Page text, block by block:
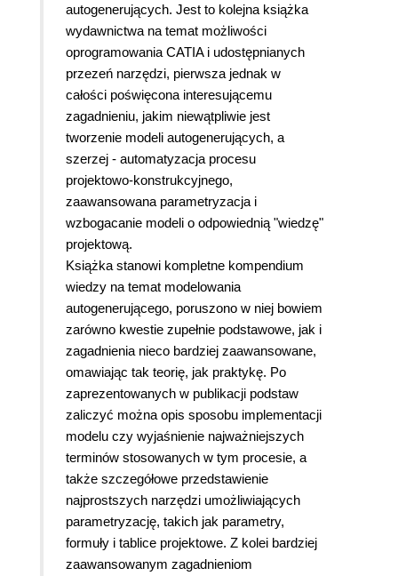
autogenerujących. Jest to kolejna książka
wydawnictwa na temat możliwości
oprogramowania CATIA i udostępnianych
przezeń narzędzi, pierwsza jednak w
całości poświęcona interesującemu
zagadnieniu, jakim niewątpliwie jest
tworzenie modeli autogenerujących, a
szerzej - automatyzacja procesu
projektowo-konstrukcyjnego,
zaawansowana parametryzacja i
wzbogacanie modeli o odpowiednią "wiedzę"
projektową.
Książka stanowi kompletne kompendium
wiedzy na temat modelowania
autogenerującego, poruszono w niej bowiem
zarówno kwestie zupełnie podstawowe, jak i
zagadnienia nieco bardziej zaawansowane,
omawiając tak teorię, jak praktykę. Po
zaprezentowanych w publikacji podstaw
zaliczyć można opis sposobu implementacji
modelu czy wyjaśnienie najważniejszych
terminów stosowanych w tym procesie, a
także szczegółowe przedstawienie
najprostszych narzędzi umożliwiających
parametryzację, takich jak parametry,
formuły i tablice projektowe. Z kolei bardziej
zaawansowanym zagadnieniom